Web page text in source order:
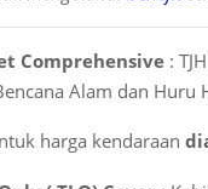
Comprehensive :
Alam dan Huru
harga kendaraan